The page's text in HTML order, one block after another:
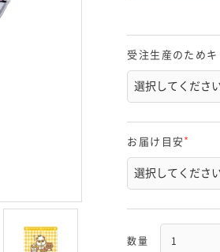
受注生産のため
お届け目安
須
)